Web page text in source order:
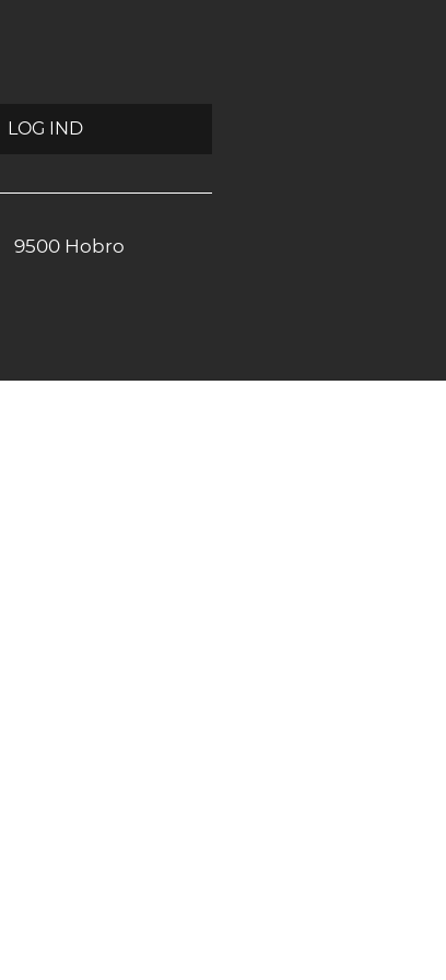
LOG IND
9500 Hobro